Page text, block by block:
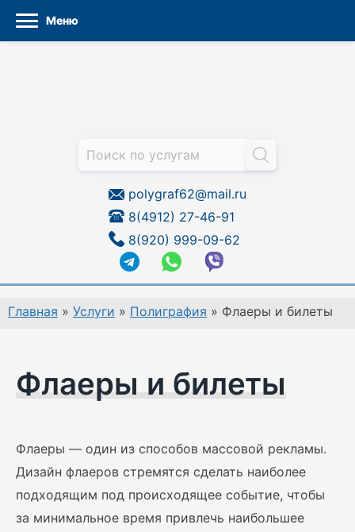
polygraf62@mail.ru
8(4912) 27-46-91
8(920) 999-09-62
Меню
Главная » Услуги » Полиграфия » Флаеры и билеты
Флаеры и билеты
Флаеры — один из способов массовой рекламы.
Дизайн флаеров стремятся сделать наиболее
подходящим под происходящее событие, чтобы
за минимальное время привлечь наибольшее